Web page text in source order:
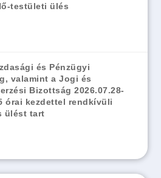
testületi ülés
és Pénzügyi
valamint a Jogi és
Bizottság 2026.07.28-
órai kezdettel rendkívüli
ülést tart